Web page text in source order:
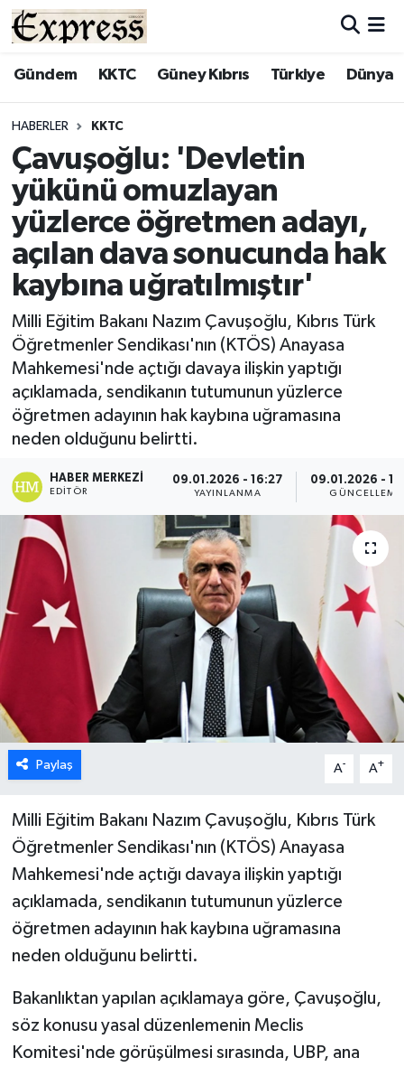
Gündem KKTC Güney Kıbrıs Türkiye Dünya
HABERLER KKTC
Çavuşoğlu: 'Devletin
yükünü omuzlayan
yüzlerce öğretmen adayı,
açılan dava sonucunda hak
kaybına uğratılmıştır'
Milli Eğitim Bakanı Nazım Çavuşoğlu, Kıbrıs Türk
Öğretmenler Sendikası'nın (KTÖS) Anayasa
Mahkemesi'nde açtığı davaya ilişkin yaptığı
açıklamada, sendikanın tutumunun yüzlerce
öğretmen adayının hak kaybına uğramasına
neden olduğunu belirtti.
HABER MERKEZI
EDITÖR
09.01.2026 - 16:27
YAYINLANMA
09.01.2026 -
GÜNCELLEME
Paylaş A- A+
Milli Eğitim Bakanı Nazım Çavuşoğlu, Kıbrıs Türk
Öğretmenler Sendikası'nın (KTÖS) Anayasa
Mahkemesi'nde açtığı davaya ilişkin yaptığı
açıklamada, sendikanın tutumunun yüzlerce
öğretmen adayının hak kaybına uğramasına
neden olduğunu belirtti.
Bakanlıktan yapılan açıklamaya göre, Çavuşoğlu,
söz konusu yasal düzenlemenin Meclis
Komitesi'nde görüşülmesi sırasında, UBP, ana
ALAYKÖY
BİLİM
ÇATALKÖY
DÜNYA
EĞİTİM
EKONOMİ
ENGLISH
ESENTEPE
GAZİMAĞUSA
GİRNE
GÜNDEM
GÜNEY KIBRIS
İÇ HABERLER
KÜLTÜR SANAT
LAPTA
MAGAZİN
Nöbetçi Eczaneler
SAĞLIK
SİYASET
Hava Durumu
Süper Lig Puan Durumu ve Fikstür
Tüm Manşetler
Son Dakika Haberleri
Haber Arşivi